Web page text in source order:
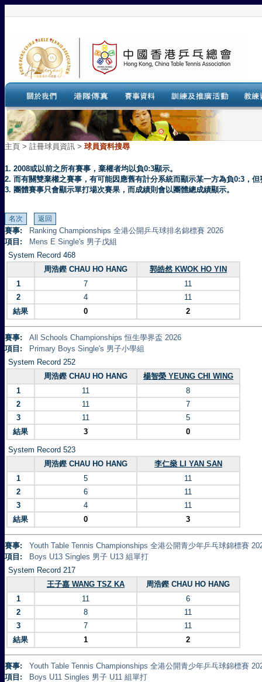
主頁 > 註冊球員資訊 > 球員資料搜尋
1. 2008或以前之所有賽事，棄權者均以負0:3顯示。
2. 而有關雙棄權之賽事，有可能因應舊有計分系統而顯示某一方為負0:3，
3. 團體賽事只會顯示單打場次賽果，而成績則會以團體總成績顯示。
賽事:
Ranking Championships 全港公開乒乓球排名錦標賽 2026
項目:
Mens E Single's 男子戊組
System Record 468
周浩鏗 CHAU HO HANG
郭皓然 KWOK HO YIN
1
7
11
2
4
11
結果
0 2
賽事:
All Schools Championships 恒生學界盃 2026
項目:
Primary Boys Single's 男子小學組
System Record 252
周浩鏗 CHAU HO HANG
楊智榮 YEUNG CHI WING
1
11
8
2
11
7
3
11
5
結果
3 0
System Record 523
周浩鏗 CHAU HO HANG
李仁燊 LI YAN SAN
1
5
11
2
6
11
3
4
11
結果
0 3
賽事:
Youth Table Tennis Championships 全港公開青少年乒乓球錦標賽
項目:
Boys U13 Singles 男子 U13 組單打
System Record 217
王子嘉 WANG TSZ KA
周浩鏗 CHAU HO HANG
1
11
6
2
8
11
3
7
11
結果
1 2
賽事:
Youth Table Tennis Championships 全港公開青少年乒乓球錦標賽
項目:
Boys U11 Singles 男子 U11 組單打